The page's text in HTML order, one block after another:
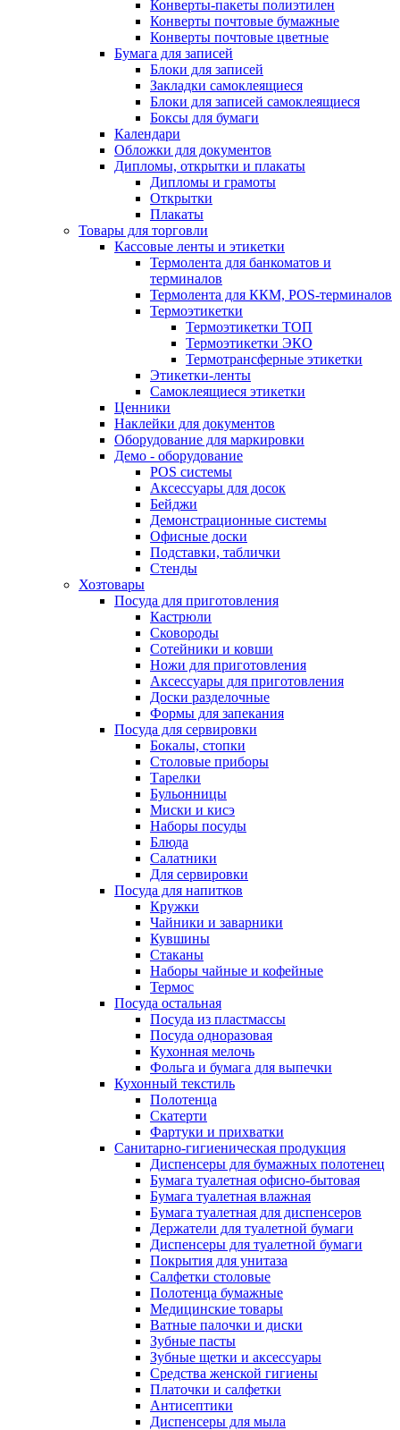
Конверты-пакеты полиэтилен
Конверты почтовые бумажные
Конверты почтовые цветные
Бумага для записей
Блоки для записей
Закладки самоклеящиеся
Блоки для записей самоклеящиеся
Боксы для бумаги
Календари
Обложки для документов
Дипломы, открытки и плакаты
Дипломы и грамоты
Открытки
Плакаты
Товары для торговли
Кассовые ленты и этикетки
Термолента для банкоматов и
терминалов
Термолента для ККМ, POS-терминалов
Термоэтикетки
Термоэтикетки ТОП
Термоэтикетки ЭКО
Термотрансферные этикетки
Этикетки-ленты
Самоклеящиеся этикетки
Ценники
Наклейки для документов
Оборудование для маркировки
Демо - оборудование
POS системы
Аксессуары для досок
Бейджи
Демонстрационные системы
Офисные доски
Подставки, таблички
Стенды
Хозтовары
Посуда для приготовления
Кастрюли
Сковороды
Сотейники и ковши
Ножи для приготовления
Аксессуары для приготовления
Доски разделочные
Формы для запекания
Посуда для сервировки
Бокалы, стопки
Столовые приборы
Тарелки
Бульонницы
Миски и кисэ
Наборы посуды
Блюда
Салатники
Для сервировки
Посуда для напитков
Кружки
Чайники и заварники
Кувшины
Стаканы
Наборы чайные и кофейные
Термос
Посуда остальная
Посуда из пластмассы
Посуда одноразовая
Кухонная мелочь
Фольга и бумага для выпечки
Кухонный текстиль
Полотенца
Скатерти
Фартуки и прихватки
Санитарно-гигиеническая продукция
Диспенсеры для бумажных полотенец
Бумага туалетная офисно-бытовая
Бумага туалетная влажная
Бумага туалетная для диспенсеров
Держатели для туалетной бумаги
Диспенсеры для туалетной бумаги
Покрытия для унитаза
Салфетки столовые
Полотенца бумажные
Медицинские товары
Ватные палочки и диски
Зубные пасты
Зубные щетки и аксессуары
Средства женской гигиены
Платочки и салфетки
Антисептики
Диспенсеры для мыла